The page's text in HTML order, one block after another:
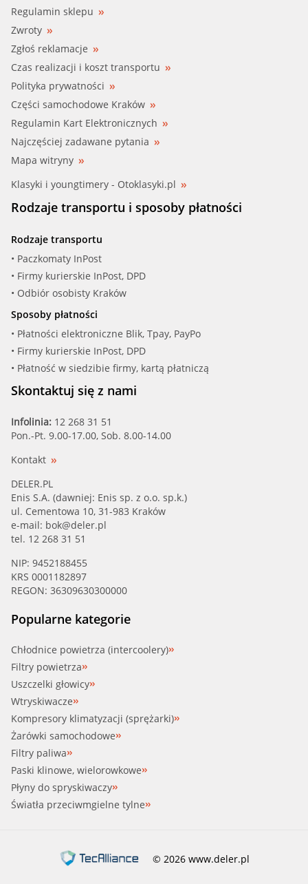
Regulamin sklepu
Zwroty
Zgłoś reklamacje
Czas realizacji i koszt transportu
Polityka prywatności
Części samochodowe Kraków
Regulamin Kart Elektronicznych
Najczęściej zadawane pytania
Mapa witryny
Klasyki i youngtimery - Otoklasyki.pl
Rodzaje transportu i sposoby płatności
Rodzaje transportu
• Paczkomaty InPost
• Firmy kurierskie InPost, DPD
• Odbiór osobisty Kraków
Sposoby płatności
• Płatności elektroniczne Blik, Tpay, PayPo
• Firmy kurierskie InPost, DPD
• Płatność w siedzibie firmy, kartą płatniczą
Skontaktuj się z nami
Infolinia: 12 268 31 51
Pon.-Pt. 9.00-17.00, Sob. 8.00-14.00
Kontakt
DELER.PL
Enis S.A. (dawniej: Enis sp. z o.o. sp.k.)
ul. Cementowa 10, 31-983 Kraków
e-mail: bok@deler.pl
tel. 12 268 31 51
NIP: 9452188455
KRS 0001182897
REGON: 36309630300000
Popularne kategorie
Chłodnice powietrza (intercoolery)
Filtry powietrza
Uszczelki głowicy
Wtryskiwacze
Kompresory klimatyzacji (sprężarki)
Żarówki samochodowe
Filtry paliwa
Paski klinowe, wielorowkowe
Płyny do spryskiwaczy
Światła przeciwmgielne tylne
© 2026 www.deler.pl